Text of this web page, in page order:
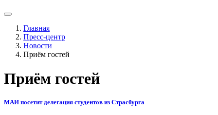
Главная
Пресс-центр
Новости
Приём гостей
Приём гостей
МАИ посетит делегация студентов из Страсбурга